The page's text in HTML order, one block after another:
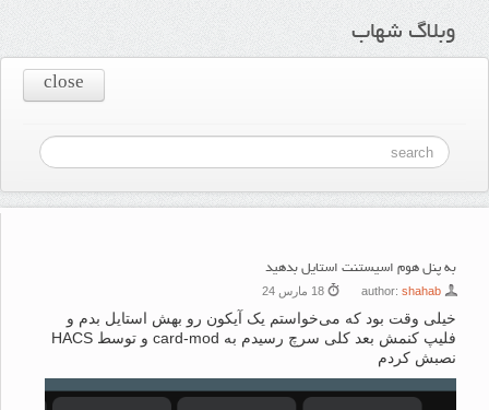
وبلاگ شهاب
close
به پنل هوم اسیستنت استایل بدهید
author:shahab
خیلی وقت بود که می‌خواستم یک آیکون رو بهش استایل بدم و
فلیپ کنمش بعد کلی سرچ رسیدم به card-mod و توسط HACS
نصبش کردم